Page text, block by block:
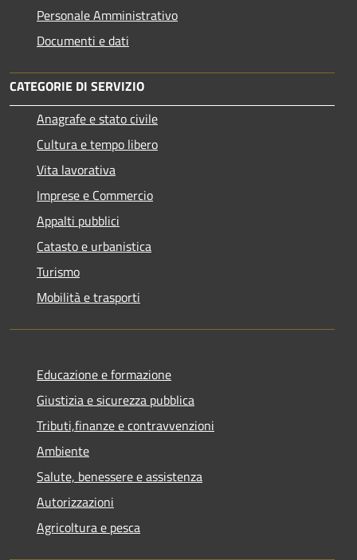
Personale Amministrativo
Documenti e dati
CATEGORIE DI SERVIZIO
Anagrafe e stato civile
Cultura e tempo libero
Vita lavorativa
Imprese e Commercio
Appalti pubblici
Catasto e urbanistica
Turismo
Mobilità e trasporti
Educazione e formazione
Giustizia e sicurezza pubblica
Tributi,finanze e contravvenzioni
Ambiente
Salute, benessere e assistenza
Autorizzazioni
Agricoltura e pesca